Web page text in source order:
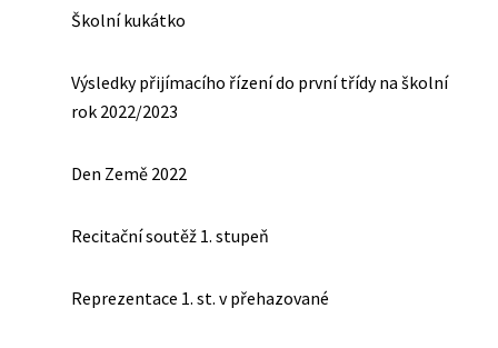
Školní kukátko
Výsledky přijímacího řízení do první třídy na školní
rok 2022/2023
Den Země 2022
Recitační soutěž 1. stupeň
Reprezentace 1. st. v přehazované